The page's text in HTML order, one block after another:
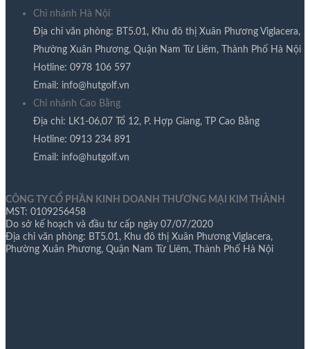
Chi nhánh Hà Nội
Địa chỉ văn phòng: BT5.01, Khu đô thị Xuân Phương Viglacera,
Phường Xuân Phương, Quận Nam Từ Liêm, Thành Phố Hà Nội
Hotline: 0978 106 597​
Email: info@hutgolf.vn​
Chi nhánh Cao Bằng
Địa chỉ: LK1-06,07 Tổ 12, P. Hợp Giang, TP Cao Bằng
Hotline: 0913 234 891
Email: info@hutgolf.vn
CÔNG TY CỔ PHẦN KINH DOANH THƯƠNG MẠI KIM THÀNH
MST: 0109256458
Do sở kế hoạch và đầu tư cấp ngày 07/07/2020
Địa chỉ văn phòng: BT5.01, Khu đô thị Xuân Phương Viglacera,
Phường Xuân Phương, Quận Nam Từ Liêm, Thành Phố Hà Nội